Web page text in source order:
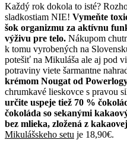
Každý rok dokola to isté?
sladkostiam NIE! Vymeňte
šok organizmu za aktívnu
výživu pre telo. Nákupom
k tomu vyrobených na
potešiť na Mikuláša ale aj pod
potraviny viete šarmantne
krémom Nougat od
chrumkavé lieskovce s pravou
určite uspeje tiež 70 %
čokoláda so sekanými
bez mlieka, zložená z
Mikulášskeho setu je 18,90€.